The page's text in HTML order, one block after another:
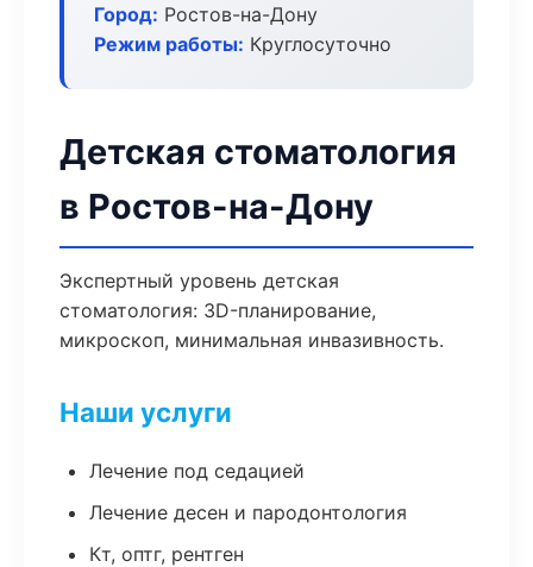
Город: Ростов-на-Дону
Режим работы: Круглосуточно
Детская стоматология
в Ростов-на-Дону
Экспертный уровень детская
стоматология: 3D-планирование,
микроскоп, минимальная инвазивность.
Наши услуги
Лечение под седацией
Лечение десен и пародонтология
Кт, оптг, рентген